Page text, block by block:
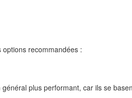
recommandées :
plus performant, car ils se